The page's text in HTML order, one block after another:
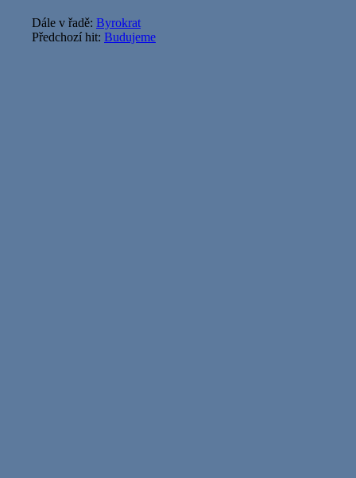
Dále v řadě: Byrokrat
Předchozí hit: Budujeme